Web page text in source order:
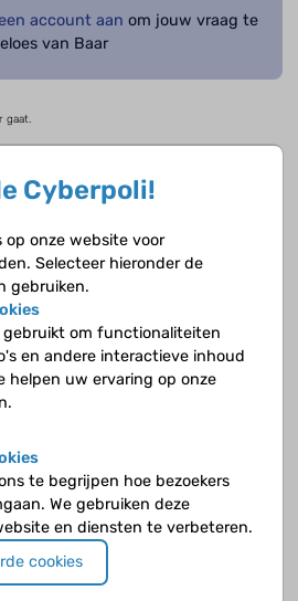
account aan om jouw vraag te
van Baar
gaat.
voorbeeldals je klaar bent.
Cyberpoli!
op onze website voor
Selecteer hieronder de
gebruiken.
gebruikt om functionaliteiten
en andere interactieve inhoud
helpen uw ervaring op onze
te begrijpen hoe bezoekers
We gebruiken deze
en diensten te verbeteren.
cookies